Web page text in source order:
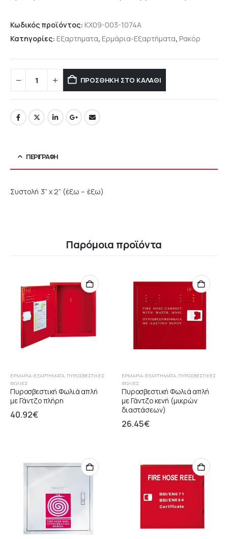
Κωδικός προϊόντος: KX09-003-1074A
Κατηγορίες: Εξαρτηματα, Ερμάρια-Εξαρτήματα, Ρακόρ
ΠΡΟΣΘΉΚΗ ΣΤΟ ΚΑΛΆΘΙ
ΠΕΡΙΓΡΑΦΉ
Συστολή 3” x 2” (έξω – έξω)
Παρόμοια προϊόντα
ΕΡΜΆΡΙΑ-ΕΞΑΡΤΉΜΑΤΑ, ΠΥΡΟΣΒΕΣΤΙΚΈΣ
ΦΩΛΙΈΣ
Πυροσβεστική Φωλιά απλή
με Γάντζο πλήρη
40.92€
ΕΡΜΆΡΙΑ-ΕΞΑΡΤΉΜΑΤΑ, ΠΥΡΟΣΒΕΣΤΙΚΈΣ
ΦΩΛΙΈΣ
Πυροσβεστική Φωλιά απλή
με Γάντζο κενή (μικρών
διαστάσεων)
26.45€